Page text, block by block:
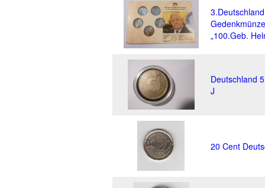
„100.Geb.
Deutschland
J
20 Cent